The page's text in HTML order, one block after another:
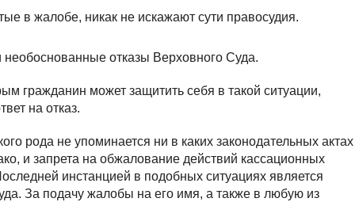
в жалобе, никак не искажают сути правосудия.
отказы Верховного Суда.
гражданин может защитить себя в такой ситуации,
на отказ.
рода не упоминается ни в каких законодательных актах
и запрета на обжалование действий кассационных
инстанцией в подобных ситуациях является
За подачу жалобы на его имя, а также в любую из